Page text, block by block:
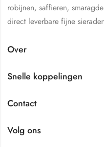
robijnen, saffieren,
direct leverbare fijne
Over
Snelle koppelingen
Contact
Volg ons